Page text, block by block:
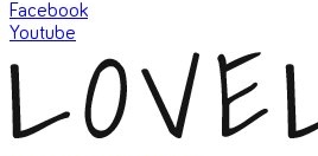
Facebook
Youtube